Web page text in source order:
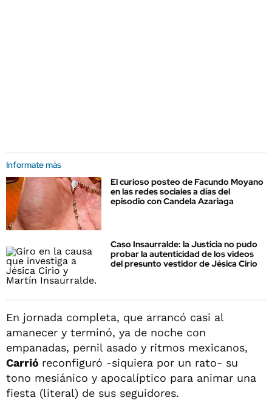
Informate más
El curioso posteo de Facundo Moyano
en las redes sociales a días del
episodio con Candela Azariaga
Caso Insaurralde: la Justicia no pudo
probar la autenticidad de los videos
del presunto vestidor de Jésica Cirio
En jornada completa, que arrancó casi al
amanecer y terminó, ya de noche con
empanadas, pernil asado y ritmos mexicanos,
Carrió reconfiguró -siquiera por un rato- su
tono mesiánico y apocalíptico para animar una
fiesta (literal) de sus seguidores.